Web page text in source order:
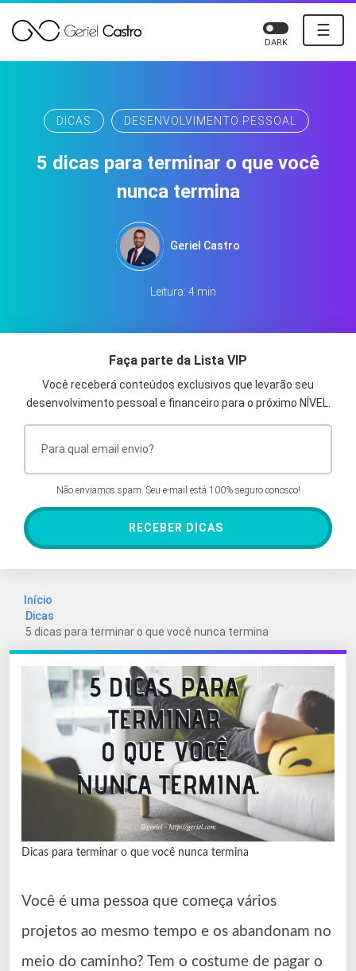
☰
DARK
DICAS DESENVOLVIMENTO PESSOAL
5 dicas para terminar o que você
nunca termina
Geriel Castro
Leitura: 4 min
Faça parte da Lista VIP
Você receberá conteúdos exclusivos que levarão seu
desenvolvimento pessoal e financeiro para o próximo NÍVEL.
Não enviamos spam. Seu e-mail está 100% seguro conosco!
RECEBER DICAS
Início
Dicas
5 dicas para terminar o que você nunca termina
Dicas para terminar o que você nunca termina
Você é uma pessoa que começa vários
projetos ao mesmo tempo e os abandonam no
meio do caminho? Tem o costume de pagar o